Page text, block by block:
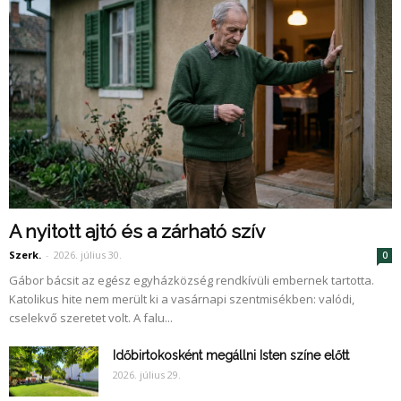
A nyitott ajtó és a zárható szív
Szerk. - 2026. július 30. 0
Gábor bácsit az egész egyházközség rendkívüli embernek tartotta.
Katolikus hite nem merült ki a vasárnapi szentmisékben: valódi,
cselekvő szeretet volt. A falu...
Időbirtokosként megállni Isten színe előtt
2026. július 29.